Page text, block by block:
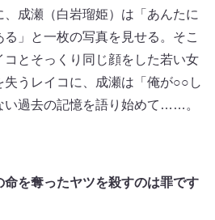
成瀬（白岩瑠姫）は「あんたに
」と一枚の写真を見せる。そこ
とそっくり同じ顔をした若い女
うレイコに、成瀬は「俺が○○し
い過去の記憶を語り始めて……。
を奪ったヤツを殺すのは罪です